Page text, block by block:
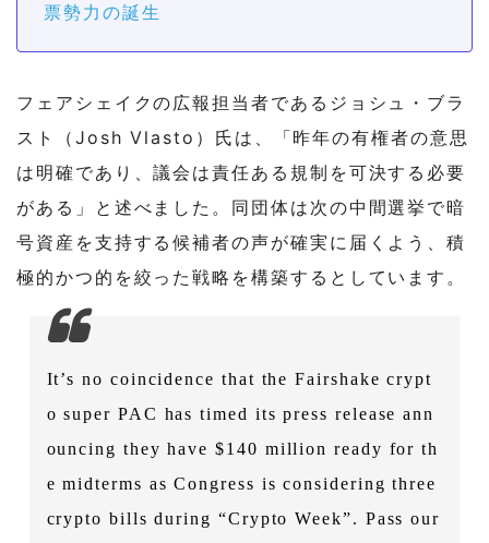
票勢力の誕生
フェアシェイクの広報担当者であるジョシュ・ブラ
スト（Josh Vlasto）氏は、「昨年の有権者の意思
は明確であり、議会は責任ある規制を可決する必要
がある」と述べました。同団体は次の中間選挙で暗
号資産を支持する候補者の声が確実に届くよう、積
極的かつ的を絞った戦略を構築するとしています。
It’s no coincidence that the Fairshake crypt
o super PAC has timed its press release ann
ouncing they have $140 million ready for th
e midterms as Congress is considering three
crypto bills during “Crypto Week”. Pass our